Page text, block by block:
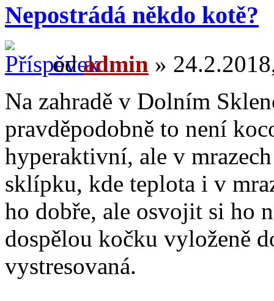
Nepostrádá někdo kotě?
odadmin »
Na zahradě v Dolním
pravděpodobně to není
hyperaktivní, ale v
sklípku, kde teplota i v
ho dobře, ale osvojit si ho
dospělou kočku vyloženě
vystresovaná.